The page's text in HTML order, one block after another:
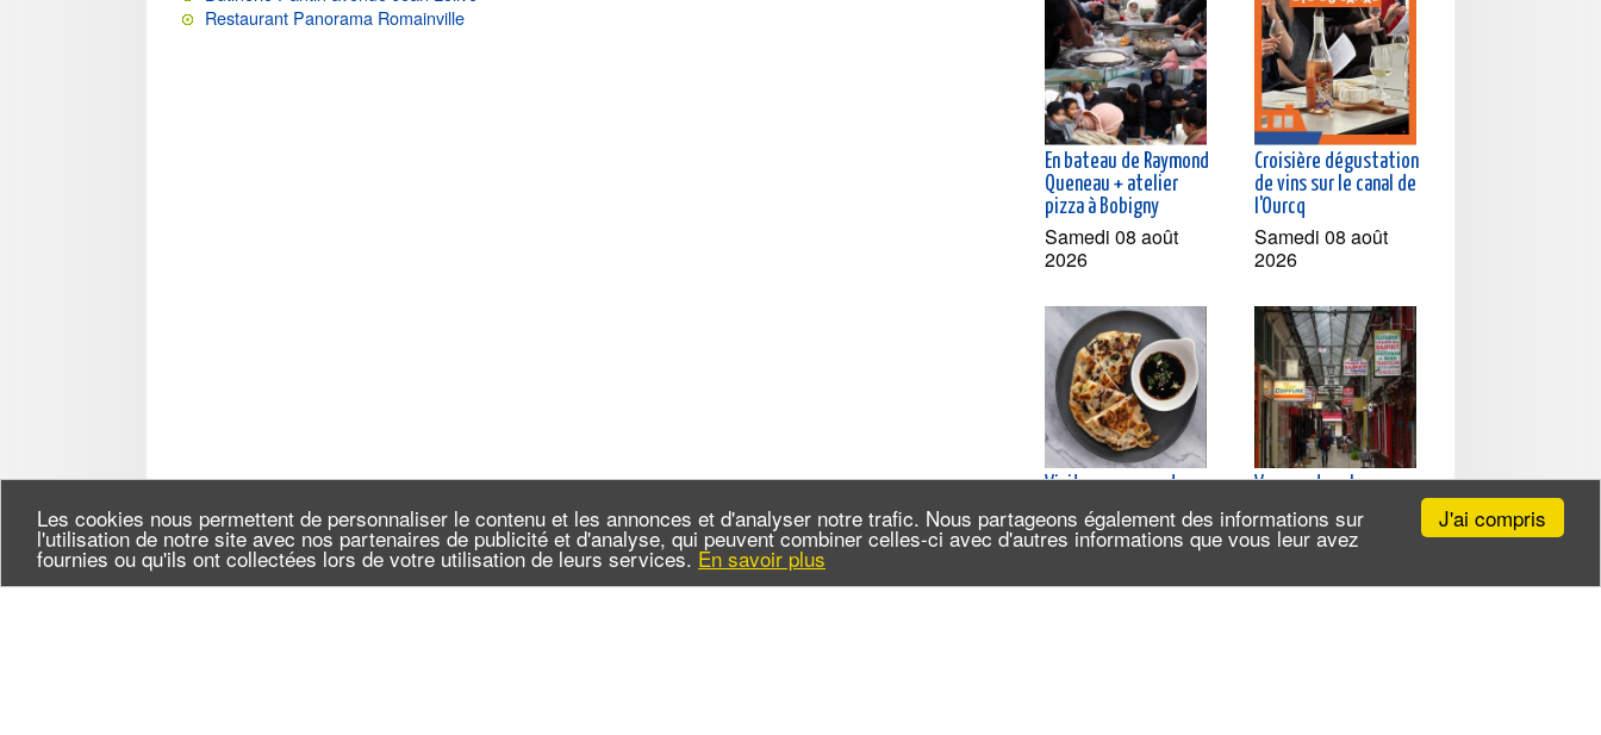
J'ai compris
Les cookies nous permettent de personnaliser le contenu et les annonces et d'analyser notre trafic. Nous partageons également des informations sur
l'utilisation de notre site avec nos partenaires de publicité et d'analyse, qui peuvent combiner celles-ci avec d'autres informations que vous leur avez
fournies ou qu'ils ont collectées lors de votre utilisation de leurs services. En savoir plus
Restaurant Panorama Romainville
En bateau de Raymond
Queneau + atelier
pizza à Bobigny
Samedi 08 août
2026
Croisière dégustation
de vins sur le canal de
l'Ourcq
Samedi 08 août
2026
Visites gourmandes -
Les cuisines chinoises
sur le pouce
Jeudi 13 août 2026
(et 4 autres dates)
Voyage dans le sous-
continent indien à Paris
Mercredi 19 août
dates)